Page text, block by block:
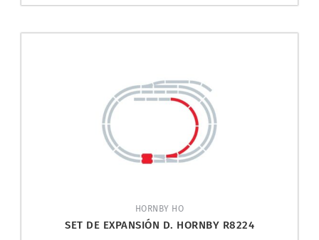
HORNBY HO
SET DE EXPANSIÓN D. HORNBY R8224